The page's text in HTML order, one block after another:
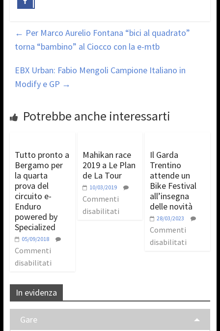
← Per Marco Aurelio Fontana “bici al quadrato”
torna “bambino” al Ciocco con la e-mtb
EBX Urban: Fabio Mengoli Campione Italiano in
Modify e GP →
Potrebbe anche interessarti
Tutto pronto a
Bergamo per
la quarta
prova del
circuito e-
Enduro
powered by
Specialized
05/09/2018
Commenti
disabilitati
Mahikan race
2019 a Le Plan
de La Tour
10/03/2019
Commenti
disabilitati
Il Garda
Trentino
attende un
Bike Festival
all’insegna
delle novità
28/03/2023
Commenti
disabilitati
In evidenza
Gare